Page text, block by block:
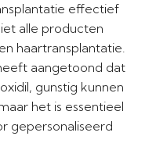
effectief
alle producten
haartransplantatie.
aangetoond dat
gunstig kunnen
het is essentieel
gepersonaliseerd